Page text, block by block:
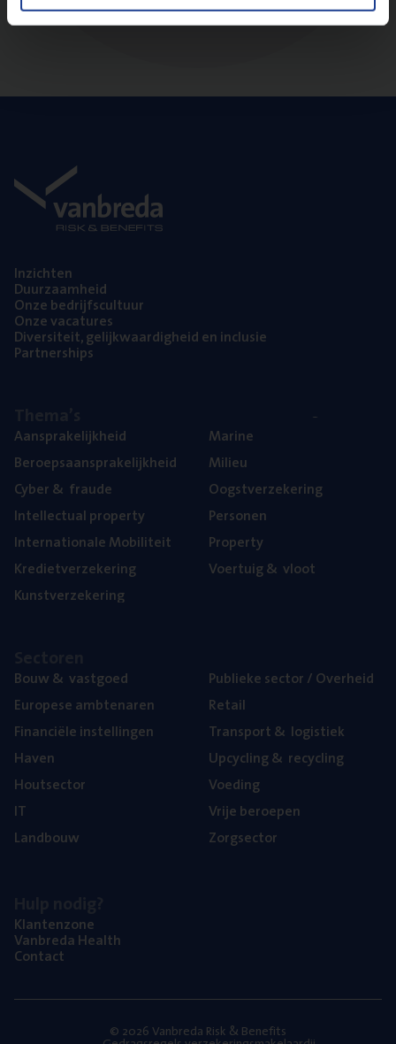
Inzich­ten
Duur­zaam­heid
Onze bedrijfs­cul­tuur
Onze vaca­tu­res
Diver­si­teit, gelijk­waar­dig­heid en inclusie
Part­ner­ships
Aan­spra­ke­lijk­heid
Beroeps­aan­spra­ke­lijk­heid
Cyber& fraude
Intel­lec­tu­al property
Inter­na­ti­o­na­le Mobiliteit
Kre­diet­ver­ze­ke­ring
Kunst­ver­ze­ke­ring
Mari­ne
Mili­eu
Oogst­ver­ze­ke­ring
Per­so­nen
Pro­per­ty
Voer­tuig& vloot
Bouw& vastgoed
Euro­pe­se ambtenaren
Finan­ci­ë­le instellingen
Haven
Hout­sec­tor
IT
Land­bouw
Publie­ke sec­tor / Overheid
Retail
Trans­port& logistiek
Upcy­cling& recycling
Voe­ding
Vrije beroe­pen
Zorg­sec­tor
Klan­ten­zo­ne
Van­b­re­da Health
Con­tact
© 2026 Vanbreda Risk & Benefits